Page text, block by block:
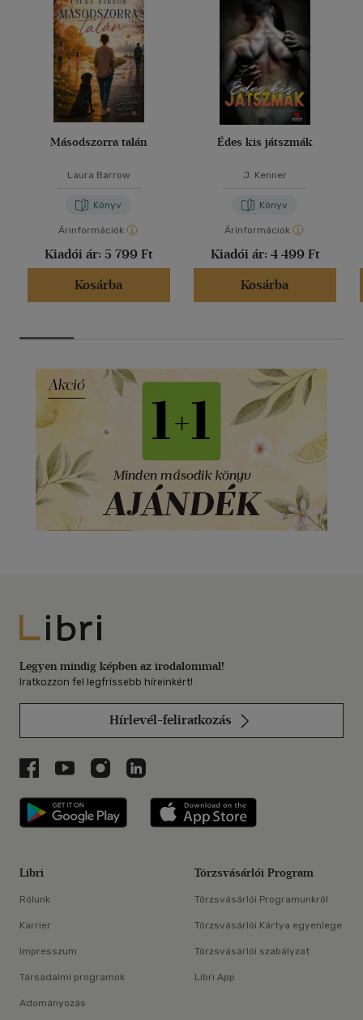
Másodszorra talán
Laura Barrow
Könyv
Árinformációk
Kiadói ár: 5 799 Ft
Kosárba
Édes kis játszmák
J. Kenner
Könyv
Árinformációk
Kiadói ár: 4 499 Ft
Kosárba
Libri
Legyen mindig képben az irodalommal!
Iratkozzon fel legfrissebb híreinkért!
Hírlevél-feliratkozás
Libri a Facebookon
Libri a Youtube-on
Libri az Instagramon
Libri a LinkedInen
Libri applikáció Szerezd meg: Google
Libri
Rólunk
Karrier
Impresszum
Társadalmi programok
Adományozás
Törzsvásárlói Program
Törzsvásárlói Programunkról
Törzsvásárlói Kártya egyenlege
Törzsvásárlói szabályzat
Libri App